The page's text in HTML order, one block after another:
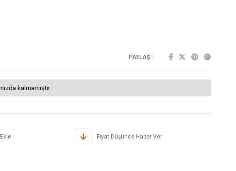
PAYLAŞ :
kalmamıştır.
Fiyat Düşünce Haber Ver